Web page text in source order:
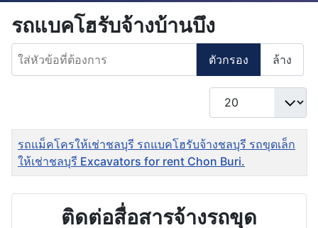
รถแบคโฮรับจ้างบ้านบึง
ใส่หัวข้อที่ต้องการ
ตัวกรอง ล้าง
แสดง #
ชื่อ
รถแม็คโครให้เช่าชลบุรี รถแบคโฮรับจ้างชลบุรี รถขุดเล็ก
ให้เช่าชลบุรี Excavators for rent Chon Buri.
ติดต่อสื่อสารจ้างรถขุด